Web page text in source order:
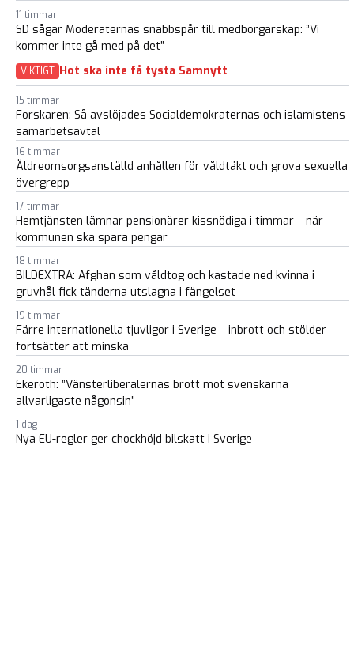
11 timmar
SD sågar Moderaternas snabbspår till medborgarskap: ”Vi
kommer inte gå med på det”
VIKTIGT Hot ska inte få tysta Samnytt
15 timmar
Forskaren: Så avslöjades Socialdemokraternas och islamistens
samarbetsavtal
16 timmar
Äldreomsorgsanställd anhållen för våldtäkt och grova sexuella
övergrepp
17 timmar
Hemtjänsten lämnar pensionärer kissnödiga i timmar – när
kommunen ska spara pengar
18 timmar
BILDEXTRA: Afghan som våldtog och kastade ned kvinna i
gruvhål fick tänderna utslagna i fängelset
19 timmar
Färre internationella tjuvligor i Sverige – inbrott och stölder
fortsätter att minska
20 timmar
Ekeroth: ”Vänsterliberalernas brott mot svenskarna
allvarligaste någonsin”
1 dag
Nya EU-regler ger chockhöjd bilskatt i Sverige